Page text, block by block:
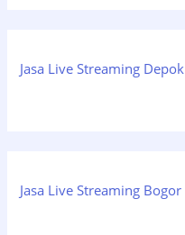
Jasa Live Streaming Depok
Jasa Live Streaming Bogor